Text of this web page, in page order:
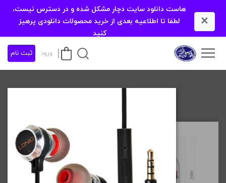
×
هاست دانلود سایت دچار مشکل شده و در دسترس نیست،
لطفا تا اطلاعیه بعدی از خرید محصولات دانلودی پرهیز
کنید
ورود ثبت نام